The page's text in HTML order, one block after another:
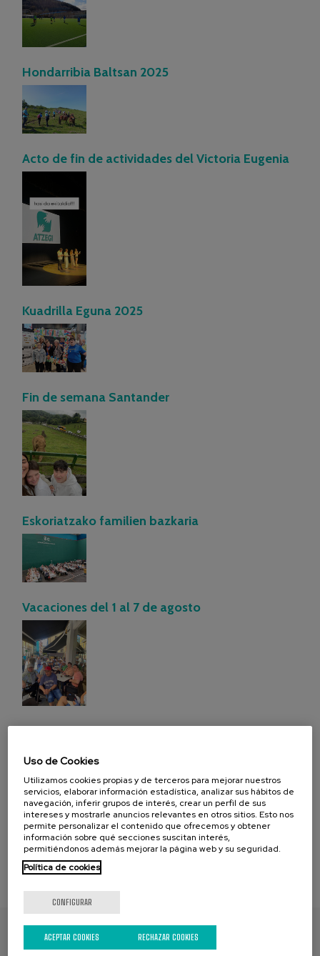
Hondarribia Baltsan 2025
Acto de fin de actividades del Victoria Eugenia
Kuadrilla Eguna 2025
Fin de semana Santander
Eskoriatzako familien bazkaria
Vacaciones del 1 al 7 de agosto
Vacaciones del 6 al 12 de agosto
página [1] : de [2] :[1-2]
ENCUENTRA TU PAPEL
Uso de Cookies
Utilizamos cookies propias y de terceros para mejorar nuestros
servicios, elaborar información estadística, analizar sus hábitos de
navegación, inferir grupos de interés, crear un perfil de sus
intereses y mostrarle anuncios relevantes en otros sitios. Esto nos
permite personalizar el contenido que ofrecemos y obtener
información sobre qué secciones suscitan interés,
permitiéndonos además mejorar la página web y su seguridad.
Política de cookies
CONFIGURAR
RECHAZAR COOKIES
ACEPTAR COOKIES